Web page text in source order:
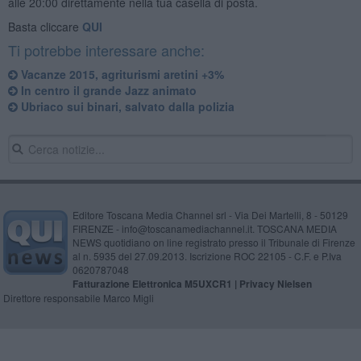
Basta cliccare QUI
Ti potrebbe interessare anche:
Vacanze 2015, agriturismi aretini +3%
In centro il grande Jazz animato
Ubriaco sui binari, salvato dalla polizia
Editore Toscana Media Channel srl - Via Dei Martelli, 8 - 50129
FIRENZE - info@toscanamediachannel.it. TOSCANA MEDIA
NEWS quotidiano on line registrato presso il Tribunale di Firenze
al n. 5935 del 27.09.2013. Iscrizione ROC 22105 - C.F. e P.Iva
0620787048
Fatturazione Elettronica M5UXCR1 | Privacy Nielsen
Direttore responsabile Marco Migli